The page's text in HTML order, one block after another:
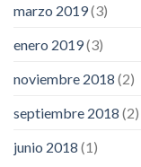
marzo 2019(3)
enero 2019(3)
noviembre 2018 (2)
septiembre 2018 (2)
junio 2018 (1)